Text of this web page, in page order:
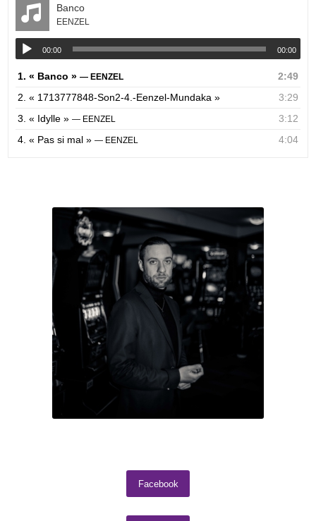
Banco
EENZEL
00:00 00:00
1.« Banco »— EENZEL
2:49
2.« 1713777848-Son2-4.-Eenzel-Mundaka »
3:29
3.« Idylle »— EENZEL
3:12
4.« Pas si mal »— EENZEL 4:04
Facebook